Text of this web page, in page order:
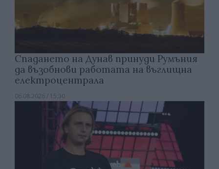
Спадането на Дунав принуди Румъния
да възобнови работата на въглищна
електроцентрала
06.08.2026 / 15:30